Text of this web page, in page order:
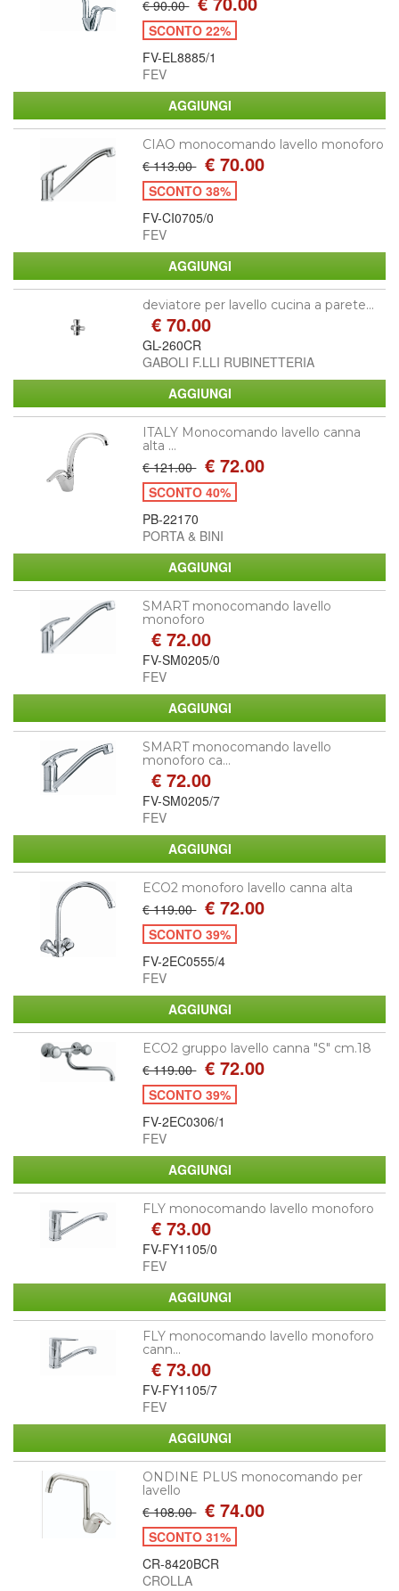
€ 90.00
SCONTO 22%
FV-EL8885/1
FEV
CIAO monocomando lavello monoforo
€ 113.00 € 70.00
SCONTO 38%
FV-CI0705/0
FEV
deviatore per lavello cucina a parete...
€ 70.00
GL-260CR
GABOLI F.LLI RUBINETTERIA
ITALY Monocomando lavello canna
alta ...
€ 121.00 € 72.00
SCONTO 40%
PB-22170
PORTA & BINI
SMART monocomando lavello
monoforo
€ 72.00
FV-SM0205/0
FEV
SMART monocomando lavello
monoforo ca...
€ 72.00
FV-SM0205/7
FEV
ECO2 monoforo lavello canna alta
€ 119.00 € 72.00
SCONTO 39%
FV-2EC0555/4
FEV
ECO2 gruppo lavello canna "S" cm.18
€ 119.00 € 72.00
SCONTO 39%
FV-2EC0306/1
FEV
FLY monocomando lavello monoforo
€ 73.00
FV-FY1105/0
FEV
FLY monocomando lavello monoforo
cann...
€ 73.00
FV-FY1105/7
FEV
ONDINE PLUS monocomando per
lavello
€ 108.00 € 74.00
SCONTO 31%
CR-8420BCR
CROLLA